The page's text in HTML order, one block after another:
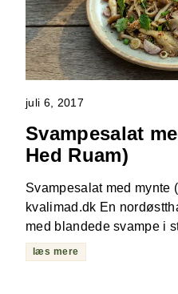
juli 6, 2017
Svampesalat
Hed Ruam)
Svampesalat med mynte
kvalimad.dk En
med blandede svampe i
læs mere